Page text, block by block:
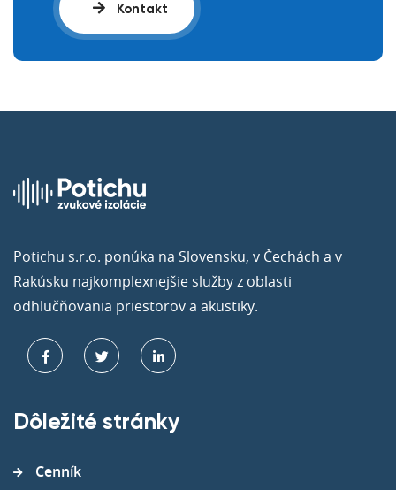
Kontakt
Potichu s.r.o. ponúka na Slovensku, v Čechách a v
Rakúsku najkomplexnejšie služby z oblasti
odhlučňovania priestorov a akustiky.
Dôležité stránky
Cenník